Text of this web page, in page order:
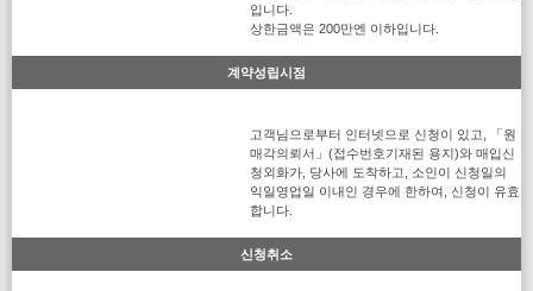
입니다.
상한금액은 200만엔 이하입니다.
계약성립시점
고객님으로부터 인터넷으로 신청이 있고, 「원
매각의뢰서」(접수번호기재된 용지)와 매입신
청외화가, 당사에 도착하고, 소인이 신청일의
익일영업일 이내인 경우에 한하여, 신청이 유효
합니다.
신청취소